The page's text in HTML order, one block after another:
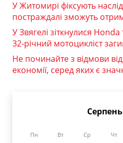
У Житомирі фіксують
постраждалі зможуть
У Звягелі зіткнулися
32-річний мотоцикліст
Не починайте з відмови
економії, серед яких є
Пн Вт Ср Чт